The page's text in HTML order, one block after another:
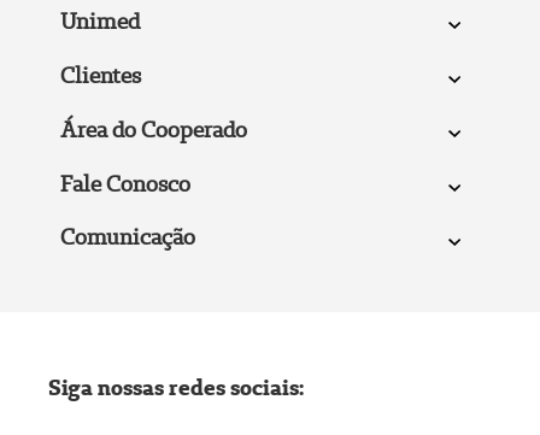
Unimed
Clientes
Área do Cooperado
Fale Conosco
Comunicação
Siga nossas redes sociais: